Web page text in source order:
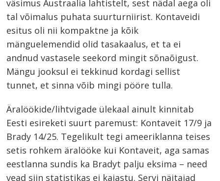
väsimus Austraalia lahtistelt, sest nädal aega oli
tal võimalus puhata suurturniirist. Kontaveidi
esitus oli nii kompaktne ja kõik
mänguelemendid olid tasakaalus, et ta ei
andnud vastasele seekord mingit sõnaõigust.
Mängu jooksul ei tekkinud kordagi sellist
tunnet, et sinna võib mingi pööre tulla.
Äralöökide/lihtvigade ülekaal ainult kinnitab
Eesti esireketi suurt paremust: Kontaveit 17/9 ja
Brady 14/25. Tegelikult tegi ameeriklanna teises
setis rohkem äralööke kui Kontaveit, aga samas
eestlanna sundis ka Bradyt palju eksima – need
vead siin statistikas ei kajastu. Servi näitajad
Navigeerimine